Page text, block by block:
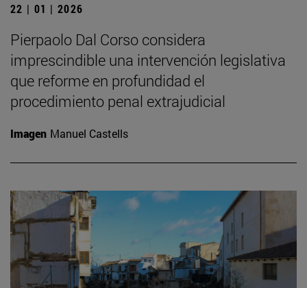
22 | 01 | 2026
Pierpaolo Dal Corso considera
imprescindible una intervención legislativa
que reforme en profundidad el
procedimiento penal extrajudicial
Imagen Manuel Castells